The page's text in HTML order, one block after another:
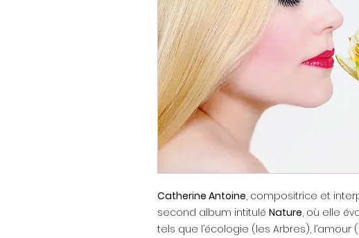
Catherine Antoine, compositrice et
second album intitulé Nature, où elle
tels que l’écologie (les Arbres), l’amour